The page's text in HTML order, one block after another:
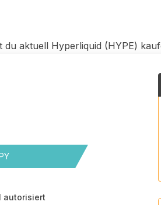
du aktuell Hyperliquid (HYPE)
autorisiert